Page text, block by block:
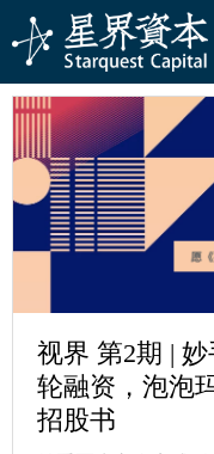
视界 第2期 |
轮融资，泡泡
招股书